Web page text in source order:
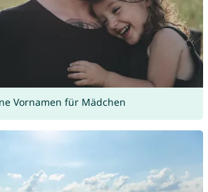
Vornamen für Mädchen